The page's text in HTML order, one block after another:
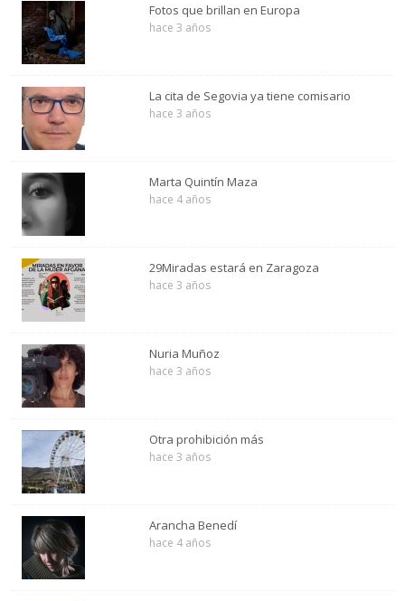
Fotos que brillan en Europa
hace 3 años
La cita de Segovia ya tiene comisario
hace 3 años
Marta Quintín Maza
hace 4 años
29Miradas estará en Zaragoza
hace 3 años
Nuria Muñoz
hace 3 años
Otra prohibición más
hace 3 años
Arancha Benedí
hace 4 años